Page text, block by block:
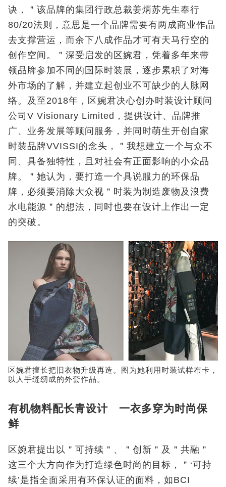
诀，＂该品牌的集团行政总裁姜炳苏先生奉行
80/20法则，意思是一个品牌需要有两成商业作品
去支撑营运，而余下八成作品才可有天马行空的
创作空间。＂深受启发的区婉君，凭着多年来带
领品牌参加不同的国际时装展，逐步累积了对海
外市场的了解，并建立起创业不可缺少的人脉网
络。及至2018年，区婉君决心创办时装设计顾问
公司V Visionary Limited，提供设计、品牌推
广、业务发展等顾问服务，并同时萌生开创自家
时装品牌VVISSI的念头，＂我想建立一个与众不
同、具备独特性，且对社会有正面影响的小众品
牌。＂她认为，要打造一个具说服力的环保品
牌，必须要消除大众视＂时装为制造废物及浪费
水电能源＂的想法，同时也要在设计上作出一定
的突破。
区婉君擅长把旧衣物升级再造。图为她利用时装试样布卡，
以人手缝纫成的外套作品。
有机物料配长青设计 一衣多穿为时尚保
鲜
区婉君提出以＂可持续＂、＂创新＂及＂共融＂
这三个大方向作为打造绿色时尚的目标，＂‘可持
续’是指全面采用有环保认证的面料，如BCI